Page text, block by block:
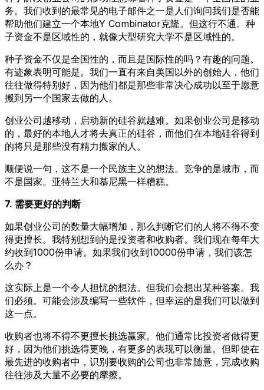
务。我们收到的最常见的电子邮件之一是人们询问我们是否能
帮助他们建立一个本地Y Combinator克隆。但这行不通。种
子资金不是区域性的，就像大型研究大学不是区域性的。
种子资金不仅是全国性的，而且是国际性的吗？有趣的问题。
有迹象表明可能是。我们一直有来自美国以外的创始人，他们
往往做得特别好，因为他们都是那些非常决心成功以至于愿意
搬到另一个国家去做的人。
创业公司越移动，启动新的硅谷就越难。如果创业公司是移动
的，最好的本地人才将去真正的硅谷，而他们在本地硅谷得到
的将只是那些没有精力搬家的人。
顺便说一句，这不是一个民族主义的想法。竞争的是城市，而
不是国家。亚特兰大和慕尼黑一样糟糕。
7. 需要更好的判断
如果创业公司的数量大幅增加，那么判断它们的人将不得不变
得更擅长。我特别想到的是投资者和收购者。我们现在每年大
约收到1000份申请。如果我们收到10000份申请，我们该怎
么办？
这实际上是一个令人担忧的想法。但我们会想出某种答案。我
们必须。可能会涉及编写一些软件，但幸运的是我们可以做到
这一点。
收购者也将不得不更擅长挑选赢家。他们通常比投资者做得更
好，因为他们挑选得更晚，有更多的表现可以衡量。但即使在
最先进的收购者中，识别要收购的公司也非常随意，完成收购
往往涉及大量不必要的摩擦。